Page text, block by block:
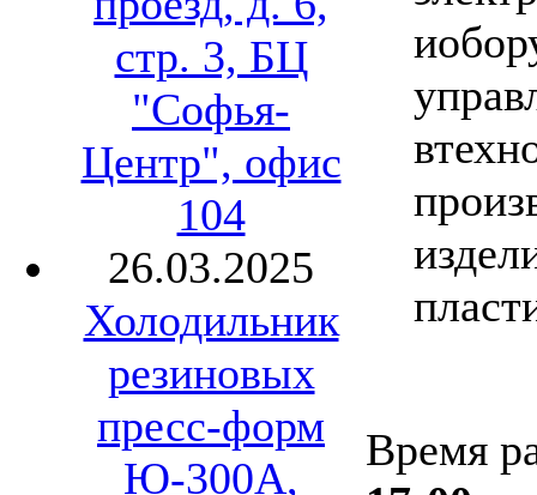
стр. 3, БЦ
"Софья-
Центр", офис
104
26.03.2025
Холодильник
резиновых
пресс-форм
Ю-300А,
Время